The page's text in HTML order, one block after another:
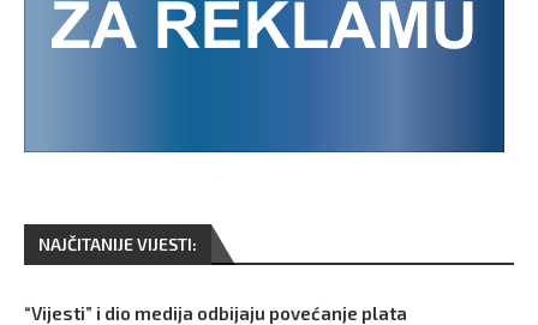
NAJČITANIJE VIJESTI:
“Vijesti” i dio medija odbijaju povećanje plata